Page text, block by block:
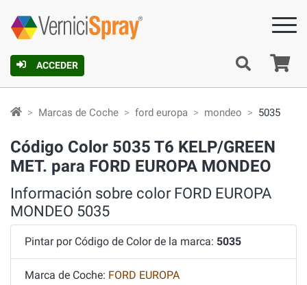
ACCEDER
Marcas de Coche ford europa mondeo 5035
Código Color 5035 T6 KELP/GREEN
MET. para FORD EUROPA MONDEO
Información sobre color FORD EUROPA
MONDEO 5035
Pintar por Código de Color de la marca: 5035
Marca de Coche: FORD EUROPA